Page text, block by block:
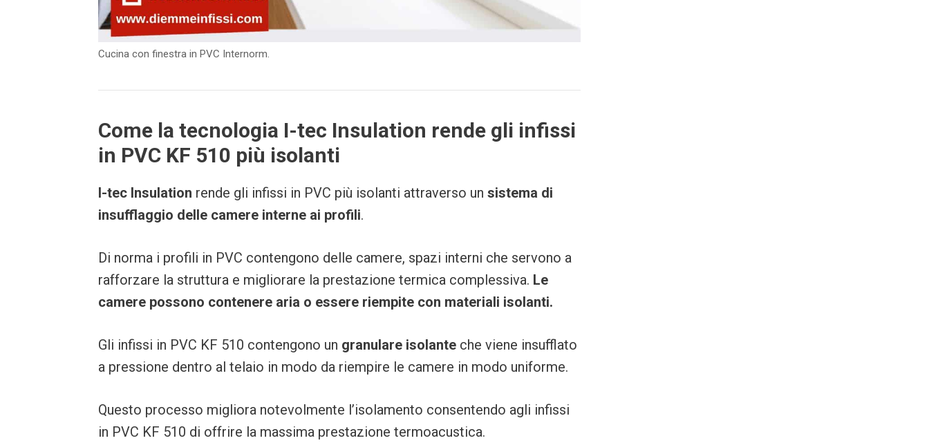
Cucina con finestra in PVC Internorm.
Come la tecnologia I-tec Insulation rende gli infissi
in PVC KF 510 più isolanti
I-tec Insulation rende gli infissi in PVC più isolanti attraverso un sistema di
insufflaggio delle camere interne ai profili.
Di norma i profili in PVC contengono delle camere, spazi interni che servono a
rafforzare la struttura e migliorare la prestazione termica complessiva. Le
camere possono contenere aria o essere riempite con materiali isolanti.
Gli infissi in PVC KF 510 contengono un granulare isolante che viene insufflato
a pressione dentro al telaio in modo da riempire le camere in modo uniforme.
Questo processo migliora notevolmente l’isolamento consentendo agli infissi
in PVC KF 510 di offrire la massima prestazione termoacustica.